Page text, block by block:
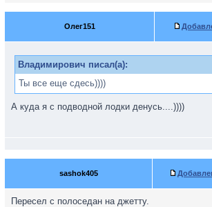
Олег151
Владимирович писал(а):
Ты все еще сдесь))))
А куда я с подводной лодки денусь....))))
sashok405
Пересел с полоседан на джетту.